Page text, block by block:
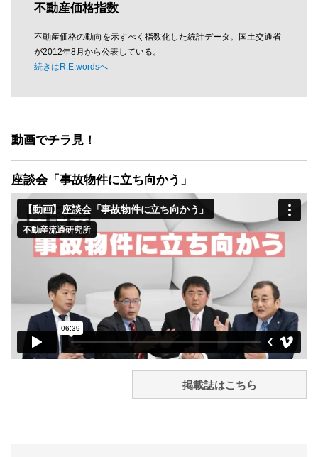
不動産価格指数
不動産価格の動向を示すべく指数化した統計データ。国土交通省
が2012年8月から公表している。
続きはR.E.wordsへ
動画でチラ見！
座談会「事故物件に立ち向かう」
掲載誌はこちら